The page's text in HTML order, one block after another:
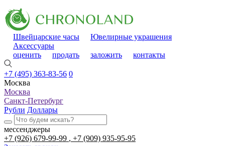
Швейцарские часы
Ювелирные украшения
Аксессуары
оценить
продать заложить контакты
+7 (495) 363-83-56 0
Москва
Москва
Санкт-Петербург
Рубли Доллары
мессенджеры
+7 (926) 679-99-99
+7 (909) 935-95-95